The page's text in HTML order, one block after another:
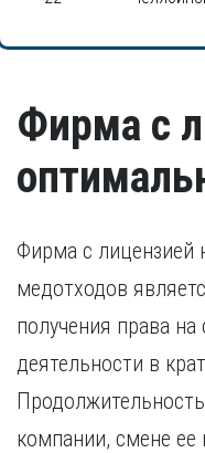
Фирма с
Фирма с лицензией
медотходов
получения права
деятельности в
компании, смене ее